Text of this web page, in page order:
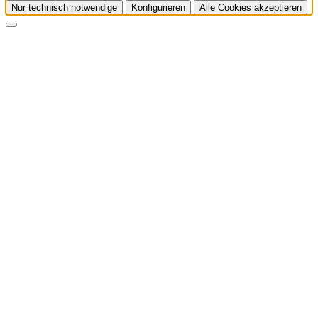
Nur technisch notwendige Konfigurieren Alle Cookies akzeptieren